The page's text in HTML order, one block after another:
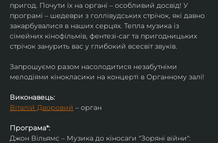
пригод. Почути їх на органі – особливий досвід! У
програмі – шедеври з голлівудських стрічок, які давно
закарбувалися в наших серцях. Тепла музика із
сімейних кінофільмів, фентезі-саг та пригодницьких
стрічок занурить вас у глибокий всесвіт звуків.
Запрошуємо разом насолодитися незабутніми
мелодіями кінокласики на концерті в Органному залі!
Виконавець:
Віталій Дворовий – орган
Програма*:
Джон Вільямс – Музика до кіносаги "Зоряні війни":